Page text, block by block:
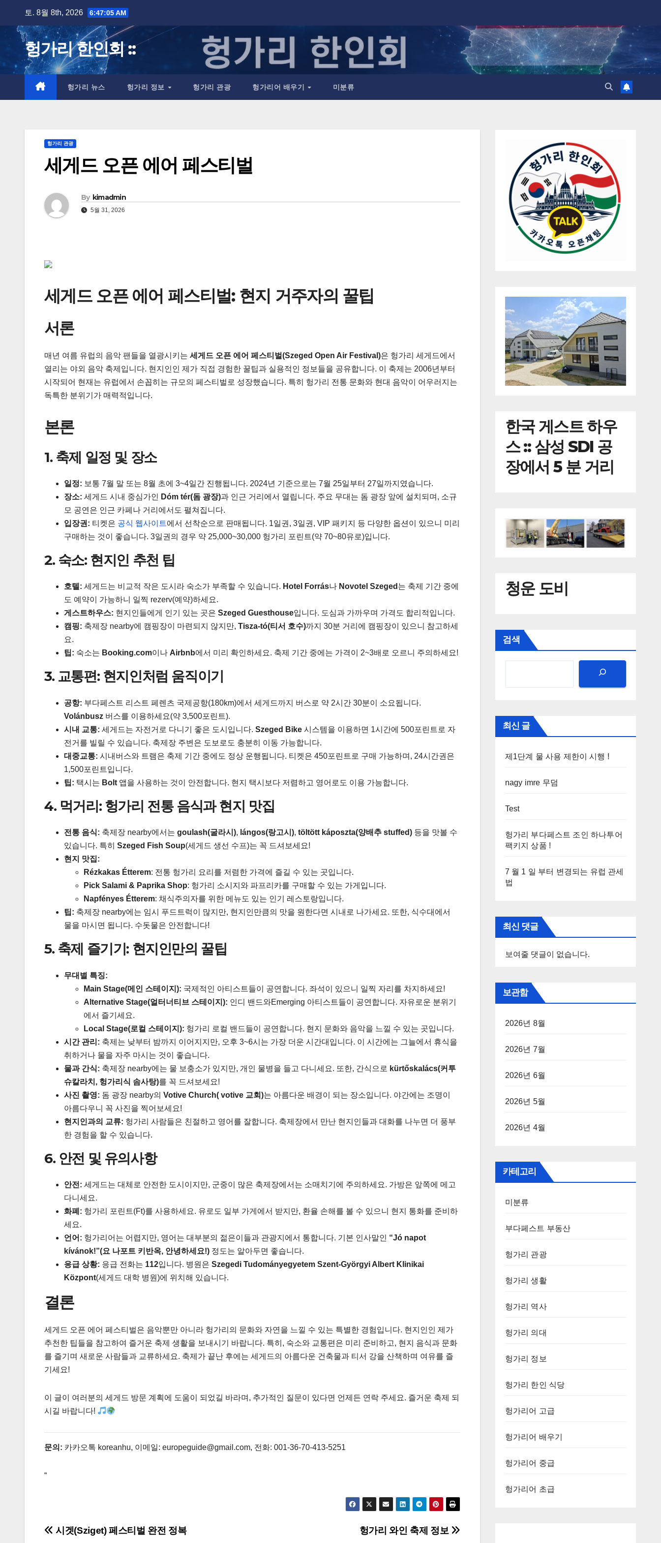
content
토. 8월 8th, 2026 6:47:06 AM
헝가리 한인회 ::
헝가리 뉴스 헝가리 정보 헝가리 관광 헝가리어 배우기 미분류
헝가리 관광
세게드 오픈 에어 페스티벌
By kimadmin
5월 31, 2026
세게드 오픈 에어 페스티벌: 현지 거주자의 꿀팁
서론
매년 여름 유럽의 음악 팬들을 열광시키는 세게드 오픈 에어 페스티벌(Szeged Open Air Festival)은 헝가리 세게드에서
열리는 야외 음악 축제입니다. 현지인인 제가 직접 경험한 꿀팁과 실용적인 정보들을 공유합니다. 이 축제는 2006년부터
시작되어 현재는 유럽에서 손꼽히는 규모의 페스티벌로 성장했습니다. 특히 헝가리 전통 문화와 현대 음악이 어우러지는
독특한 분위기가 매력적입니다.
본론
1. 축제 일정 및 장소
일정: 보통 7월 말 또는 8월 초에 3~4일간 진행됩니다. 2024년 기준으로는 7월 25일부터 27일까지였습니다.
장소: 세게드 시내 중심가인 Dóm tér(돔 광장)과 인근 거리에서 열립니다. 주요 무대는 돔 광장 앞에 설치되며, 소규
모 공연은 인근 카페나 거리에서도 펼쳐집니다.
입장권: 티켓은 공식 웹사이트에서 선착순으로 판매됩니다. 1일권, 3일권, VIP 패키지 등 다양한 옵션이 있으니 미리
구매하는 것이 좋습니다. 3일권의 경우 약 25,000~30,000 헝가리 포린트(약 70~80유로)입니다.
2. 숙소: 현지인 추천 팁
호텔: 세게드는 비교적 작은 도시라 숙소가 부족할 수 있습니다. Hotel Forrás나 Novotel Szeged 는 축제 기간 중에
도 예약이 가능하니 일찍 rezerv(예약)하세요.
게스트하우스: 현지인들에게 인기 있는 곳은 Szeged Guesthouse입니다. 도심과 가까우며 가격도 합리적입니다.
캠핑: 축제장 nearby에 캠핑장이 마련되지 않지만, Tisza-tó(티서 호수)까지 30분 거리에 캠핑장이 있으니 참고하세
요.
팁: 숙소는 Booking.com이나 Airbnb에서 미리 확인하세요. 축제 기간 중에는 가격이 2~3배로 오르니 주의하세요!
3. 교통편: 현지인처럼 움직이기
공항: 부다페스트 리스트 페렌츠 국제공항(180km)에서 세게드까지 버스로 약 2시간 30분이 소요됩니다.
Volánbusz 버스를 이용하세요(약 3,500포린트).
시내 교통: 세게드는 자전거로 다니기 좋은 도시입니다. Szeged Bike 시스템을 이용하면 1시간에 500포린트로 자
전거를 빌릴 수 있습니다. 축제장 주변은 도보로도 충분히 이동 가능합니다.
대중교통: 시내버스와 트램은 축제 기간 중에도 정상 운행됩니다. 티켓은 450포린트로 구매 가능하며, 24시간권은
1,500포린트입니다.
팁: 택시는 Bolt 앱을 사용하는 것이 안전합니다. 현지 택시보다 저렴하고 영어로도 이용 가능합니다.
4. 먹거리: 헝가리 전통 음식과 현지 맛집
전통 음식: 축제장 nearby에서는 goulash(굴라시), lángos(랑고시), töltött káposzta(양배추 stuffed) 등을 맛볼 수
있습니다. 특히 Szeged Fish Soup(세게드 생선 수프)는 꼭 드셔보세요!
현지 맛집:
Rézkakas Étterem: 전통 헝가리 요리를 저렴한 가격에 즐길 수 있는 곳입니다.
Pick Salami & Paprika Shop: 헝가리 소시지와 파프리카를 구매할 수 있는 가게입니다.
Napfényes Étterem: 채식주의자를 위한 메뉴도 있는 인기 레스토랑입니다.
팁: 축제장 nearby에는 임시 푸드트럭이 많지만, 현지인만큼의 맛을 원한다면 시내로 나가세요. 또한, 식수대에서
물을 마시면 됩니다. 수돗물은 안전합니다!
5. 축제 즐기기: 현지인만의 꿀팁
무대별 특징:
Main Stage(메인 스테이지): 국제적인 아티스트들이 공연합니다. 좌석이 있으니 일찍 자리를 차지하세요!
Alternative Stage(얼터너티브 스테이지): 인디 밴드와Emerging 아티스트들이 공연합니다. 자유로운 분위기
에서 즐기세요.
Local Stage(로컬 스테이지): 헝가리 로컬 밴드들이 공연합니다. 현지 문화와 음악을 느낄 수 있는 곳입니다.
시간 관리: 축제는 낮부터 밤까지 이어지지만, 오후 3~6시는 가장 더운 시간대입니다. 이 시간에는 그늘에서 휴식을
취하거나 물을 자주 마시는 것이 좋습니다.
물과 간식: 축제장 nearby에는 물 보충소가 있지만, 개인 물병을 들고 다니세요. 또한, 간식으로 kürtőskalács(커투
슈칼라치, 헝가리식 솜사탕)를 꼭 드셔보세요!
사진 촬영: 돔 광장 nearby의 Votive Church( votive 교회)는 아름다운 배경이 되는 장소입니다. 야간에는 조명이
아름다우니 꼭 사진을 찍어보세요!
현지인과의 교류: 헝가리 사람들은 친절하고 영어를 잘합니다. 축제장에서 만난 현지인들과 대화를 나누면 더 풍부
한 경험을 할 수 있습니다.
6. 안전 및 유의사항
안전: 세게드는 대체로 안전한 도시이지만, 군중이 많은 축제장에서는 소매치기에 주의하세요. 가방은 앞쪽에 메고
다니세요.
화폐: 헝가리 포린트(Ft)를 사용하세요. 유로도 일부 가게에서 받지만, 환율 손해를 볼 수 있으니 현지 통화를 준비하
세요.
언어: 헝가리어는 어렵지만, 영어는 대부분의 젊은이들과 관광지에서 통합니다. 기본 인사말인 “Jó napot
kívánok!”(요 나포트 키반옥, 안녕하세요!) 정도는 알아두면 좋습니다.
응급 상황: 응급 전화는 112입니다. 병원은 Szegedi Tudományegyetem Szent-Györgyi Albert Klinikai
Központ(세게드 대학 병원)에 위치해 있습니다.
결론
세게드 오픈 에어 페스티벌은 음악뿐만 아니라 헝가리의 문화와 자연을 느낄 수 있는 특별한 경험입니다. 현지인인 제가
추천한 팁들을 참고하여 즐거운 축제 생활을 보내시기 바랍니다. 특히, 숙소와 교통편은 미리 준비하고, 현지 음식과 문화
를 즐기며 새로운 사람들과 교류하세요. 축제가 끝난 후에는 세게드의 아름다운 건축물과 티서 강을 산책하며 여유를 즐
기세요!
이 글이 여러분의 세게드 방문 계획에 도움이 되었길 바라며, 추가적인 질문이 있다면 언제든 연락 주세요. 즐거운 축제 되
시길 바랍니다!
문의: 카카오톡 koreanhu, 이메일: europeguide@gmail.com, 전화: 001-36-70-413-5251
“
글 헝가리 와인 축제 정보
시겟(Sziget) 페스티벌 완전 정복
한국 게스트 하우
스 :: 삼성 SDI 공
장에서 5 분 거리
청운 도비
검색
최신 글
제1단계 물 사용 제한이 시행 !
nagy imre 무덤
Test
헝가리 부다페스트 조인 하나투어
팩키지 상품 !
7 월 1 일 부터 변경되는 유럽 관세
법
최신 댓글
보여줄 댓글이 없습니다.
보관함
2026년 8월
2026년 7월
2026년 6월
2026년 5월
2026년 4월
카테고리
미분류
부다페스트 부동산
헝가리 관광
헝가리 생활
헝가리 역사
헝가리 의대
헝가리 정보
헝가리 한인 식당
헝가리어 고급
헝가리어 배우기
헝가리어 중급
헝가리어 초급